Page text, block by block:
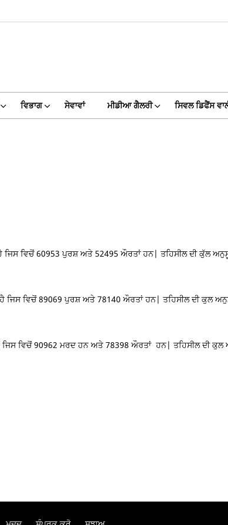
ਵਿਭਾਗ ਸੇਵਾਵਾਂ ਮੀਡੀਆ ਗੈਲਰੀ ਸਿਵਲ ਡਿਫੈਂਸ
ਜਿਸ ਵਿਚੋਂ 60953 ਪੁਰਸ਼ ਅਤੇ 52495 ਔਰਤਾਂ ਹਨ| ਤਹਿਸੀਲ ਦੀ ਕੁੱਲ
ਜਿਸ ਵਿਚੋਂ 89069 ਪੁਰਸ਼ ਅਤੇ 78140 ਔਰਤਾਂ ਹਨ| ਤਹਿਸੀਲ ਦੀ ਕੁਲ
ਵਿਚੋਂ 90962 ਮਰਦ ਹਨ ਅਤੇ 78398 ਔਰਤਾਂ ਹਨ| ਤਹਿਸੀਲ ਦੀ ਕੁਲ